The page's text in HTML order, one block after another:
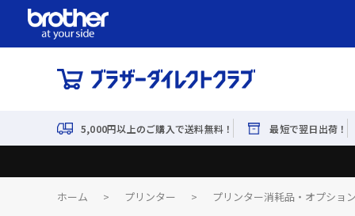
5,000円以上のご購入で送料無料！ 最短で翌日出荷！
ホーム > プリンター > プリンター消耗品・オプショ